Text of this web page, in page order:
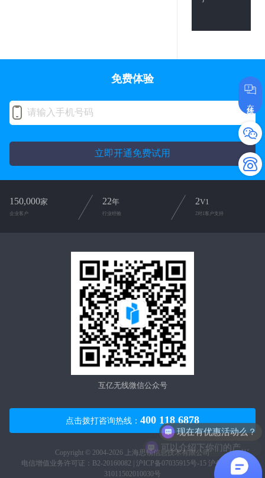
在线咨询
免费体验
立即开通免费试用
150,000家
企业客户
22年
行业经验
2V1
2对1客户支持
互亿无线微信公众号
点击拨打咨询热线： 400 118 6878
Copyright © 2004-2026 上海思锐信息技术有限公司
电信增值业务许可证：B2-20160082 | 沪ICP备07035915号-15 沪公网安备
31011502010030号
现在有优惠活动么？